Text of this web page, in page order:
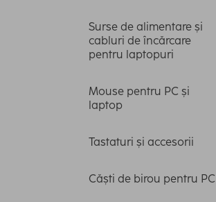
Surse de alimentare și
cabluri de încărcare
pentru laptopuri
Mouse pentru PC și
laptop
Tastaturi și accesorii
Căști de birou pentru PC